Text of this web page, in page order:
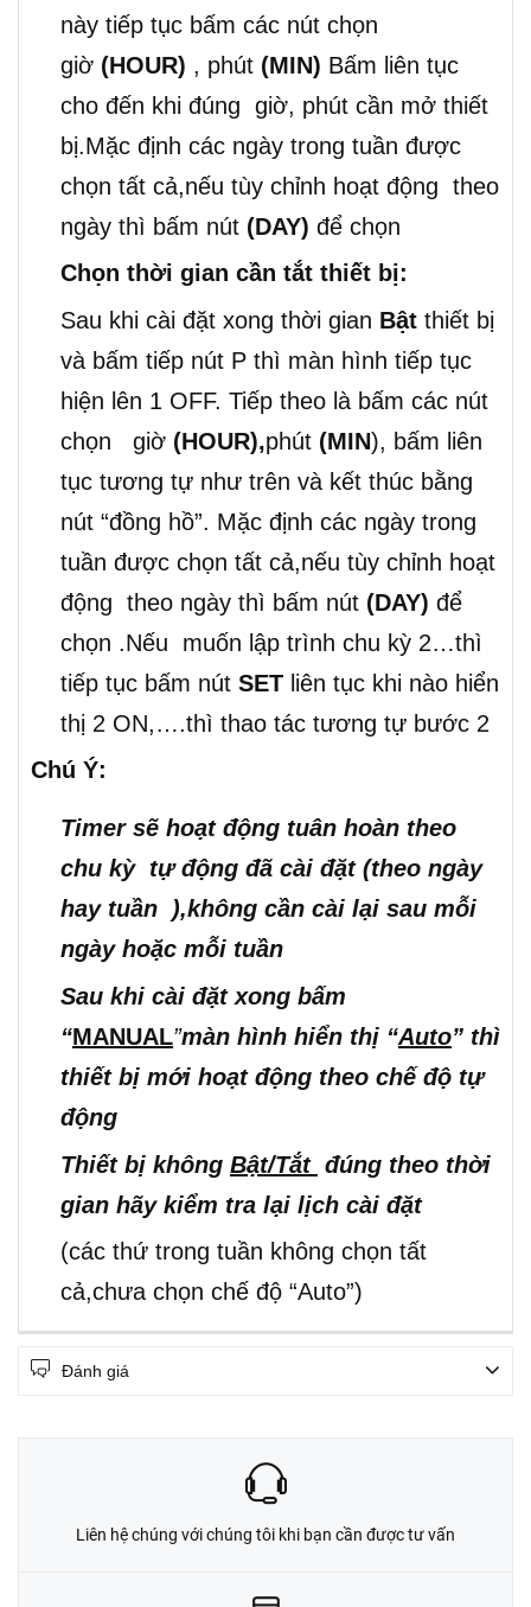
này tiếp tục bấm các nút chọn
giờ (HOUR) , phút (MIN) Bấm liên tục
cho đến khi đúng giờ, phút cần mở thiết
bị.Mặc định các ngày trong tuần được
chọn tất cả,nếu tùy chỉnh hoạt động theo
ngày thì bấm nút (DAY) để chọn
Chọn thời gian cần tắt thiết bị:
Sau khi cài đặt xong thời gian Bật thiết bị
và bấm tiếp nút P thì màn hình tiếp tục
hiện lên 1 OFF. Tiếp theo là bấm các nút
chọn giờ (HOUR),phút (MIN), bấm liên
tục tương tự như trên và kết thúc bằng
nút “đồng hồ”. Mặc định các ngày trong
tuần được chọn tất cả,nếu tùy chỉnh hoạt
động theo ngày thì bấm nút (DAY) để
chọn .Nếu muốn lập trình chu kỳ 2…thì
tiếp tục bấm nút SET liên tục khi nào hiển
thị 2 ON,….thì thao tác tương tự bước 2
Chú Ý:
Timer sẽ hoạt động tuân hoàn theo
chu kỳ tự động đã cài đặt (theo ngày
hay tuần ),không cần cài lại sau mỗi
ngày hoặc mỗi tuần
Sau khi cài đặt xong bấm
“MANUAL”màn hình hiển thị “Auto” thì
thiết bị mới hoạt động theo chế độ tự
động
Thiết bị không Bật/Tắt đúng theo thời
gian hãy kiểm tra lại lịch cài đặt
(các thứ trong tuần không chọn tất
cả,chưa chọn chế độ “Auto”)
Đánh giá
Liên hệ chúng với chúng tôi khi bạn cần được tư vấn